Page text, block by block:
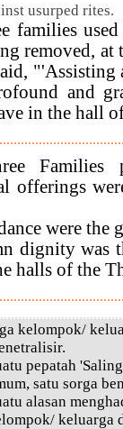
usurped rites.
families
removed,
"'Assisting
and
in the hall
Families
offerings
were the
dignity was
halls of the
kelompok/
pepatah
satu sorga
alasan
keluarga